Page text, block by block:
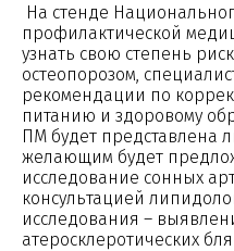
На стенде
профилактической
узнать свою степень
остеопорозом,
рекомендации по
питанию и здоровому
ПМ будет представлена
желающим будет
исследование сонных
консультацией
исследования –
атеросклеротических